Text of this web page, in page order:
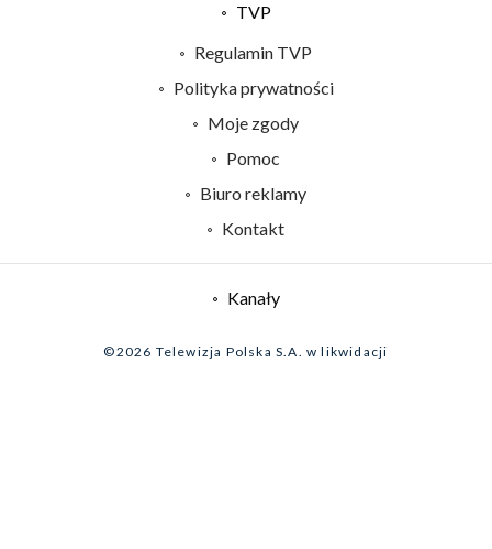
TVP
Centrum informacji TVP
Naziemna Telewizja Cyfrowa
System NOS
Biuro Reklamy
Regulamin TVP
Polityka prywatności
Moje zgody
Pomoc
Biuro reklamy
Kontakt
Kanały
©2026 Telewizja Polska S.A. w likwidacji